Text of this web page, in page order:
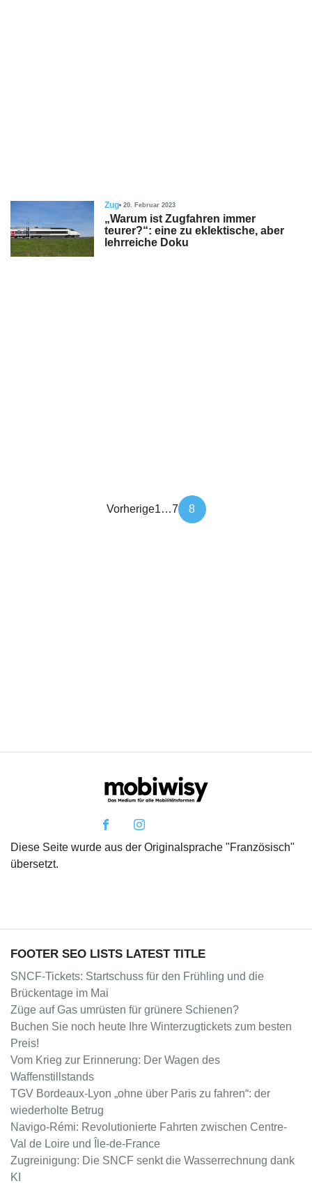
Zug 20. Februar 2023
„Warum ist Zugfahren immer
teurer?“: eine zu eklektische, aber
lehrreiche Doku
Beitragsnavigation
Vorherige1…7 8
Diese Seite wurde aus der Originalsprache "Französisch"
übersetzt.
FOOTER SEO LISTS LATEST TITLE
SNCF-Tickets: Startschuss für den Frühling und die
Brückentage im Mai
Züge auf Gas umrüsten für grünere Schienen?
Buchen Sie noch heute Ihre Winterzugtickets zum besten
Preis!
Vom Krieg zur Erinnerung: Der Wagen des
Waffenstillstands
TGV Bordeaux-Lyon „ohne über Paris zu fahren“: der
wiederholte Betrug
Navigo-Rémi: Revolutionierte Fahrten zwischen Centre-
Val de Loire und Île-de-France
Zugreinigung: Die SNCF senkt die Wasserrechnung dank
KI